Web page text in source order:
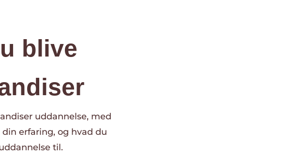
blive
uddannelse, med
erfaring, og hvad du
til.